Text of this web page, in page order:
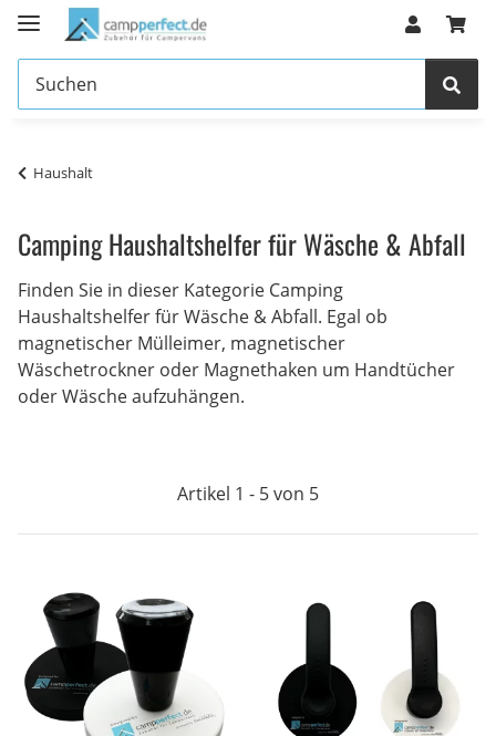
Haushalt
Camping Haushaltshelfer für Wäsche & Abfall
Finden Sie in dieser Kategorie Camping
Haushaltshelfer für Wäsche & Abfall. Egal ob
magnetischer Mülleimer, magnetischer
Wäschetrockner oder Magnethaken um Handtücher
oder Wäsche aufzuhängen.
Artikel 1 - 5 von 5